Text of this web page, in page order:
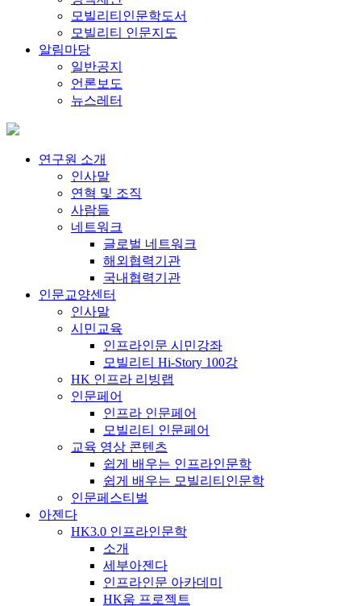
모빌리티인문학도서
모빌리티 인문지도
알림마당
일반공지
언론보도
뉴스레터
연구원 소개
인사말
연혁 및 조직
사람들
네트워크
글로벌 네트워크
해외협력기관
국내협력기관
인문교양센터
인사말
시민교육
인프라인문 시민강좌
모빌리티 Hi-Story 100강
HK 인프라 리빙랩
인문페어
인프라 인문페어
모빌리티 인문페어
교육 영상 콘텐츠
쉽게 배우는 인프라인문학
쉽게 배우는 모빌리티인문학
인문페스티벌
아젠다
HK3.0 인프라인문학
소개
세부아젠다
인프라인문 아카데미
HK움 프로젝트